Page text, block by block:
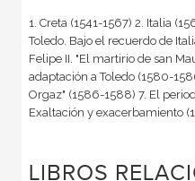
1. Creta (1541-1567) 2. Italia
Toledo. Bajo el recuerdo de
Felipe II. "El martirio de san
adaptación a Toledo (1580-
Orgaz" (1586-1588) 7. El
Exaltación y exacerbamiento
LIBROS